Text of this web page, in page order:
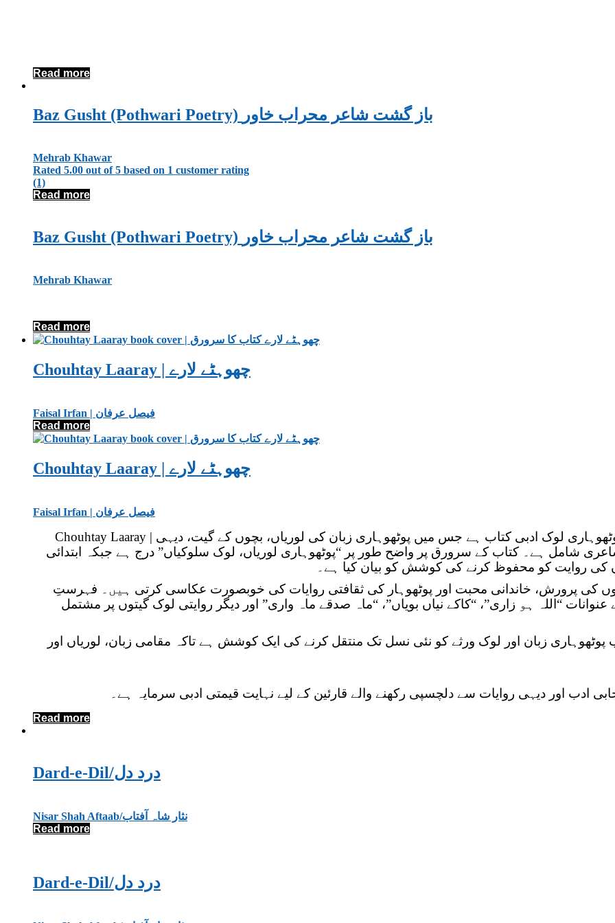
Read more
Baz Gusht (Pothwari Poetry) باز گشت شاعر محراب خاور
Mehrab Khawar
Rated 5.00 out of 5 based on 1 customer rating
(1)
Read more
Baz Gusht (Pothwari Poetry) باز گشت شاعر محراب خاور
Mehrab Khawar
Read more
Chouhtay Laaray | چھوہٹے لارے
Faisal Irfan | فیصل عرفان
Read more
Chouhtay Laaray | چھوہٹے لارے
Faisal Irfan | فیصل عرفان
Chouhtay Laaray | چھوہٹے لارے فیصل عرفان کی ایک منفرد اور خوبصورت پوٹھوہاری لوک ادبی کتاب ہے جس میں پوٹھوہاری زبان کی لوریاں، بچوں کے گیت، دیہی
شامل ہے۔ کتاب کے سرورق پر واضح طور پر “پوٹھوہاری لوریاں، لوک سلوکیاں” درج ہے جبکہ ابتدائی
کی روایت کو محفوظ کرنے کی کوشش کو بیان کیا ہے۔
کی پرورش، خاندانی محبت اور پوٹھوہار کی ثقافتی روایات کی خوبصورت عکاسی کرتی ہیں۔ فہرستِ
“اللہ ہو زاری”، “کاکے نیاں بویاں”، “ماہ صدقے ماہ واری” اور دیگر روایتی لوک گیتوں پر مشتمل
زبان اور لوک ورثے کو نئی نسل تک منتقل کرنے کی ایک کوشش ہے تاکہ مقامی زبان، لوریاں اور
ادب اور دیہی روایات سے دلچسپی رکھنے والے قارئین کے لیے نہایت قیمتی ادبی سرمایہ ہے۔
Read more
Dard-e-Dil/درد دل
Nisar Shah Aftaab/نثار شاہ آفتاب
Read more
Dard-e-Dil/درد دل